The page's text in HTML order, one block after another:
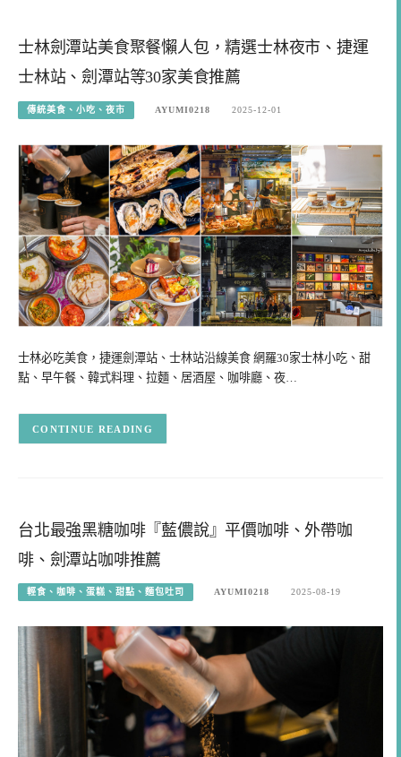
士林劍潭站美食聚餐懶人包，精選士林夜市、捷運
士林站、劍潭站等30家美食推薦
傳統美食、小吃、夜市 AYUMI0218 2025-12-01
士林必吃美食，捷運劍潭站、士林站沿線美食 網羅30家士林小吃、甜
點、早午餐、韓式料理、拉麵、居酒屋、咖啡廳、夜…
CONTINUE READING
台北最強黑糖咖啡『藍儂說』平價咖啡、外帶咖
啡、劍潭站咖啡推薦
輕食、咖啡、蛋糕、甜點、麵包吐司 AYUMI0218 2025-08-19